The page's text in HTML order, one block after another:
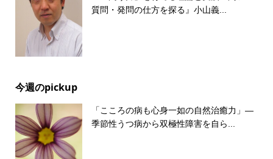
質問・発問の仕方を探る』小山義...
今週のpickup
「こころの病も心身一如の自然治癒力」―
季節性うつ病から双極性障害を自ら...